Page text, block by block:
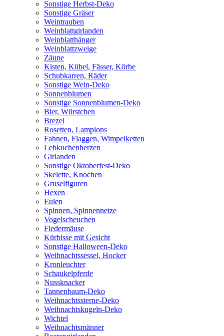
Sonstige Herbst-Deko
Sonstige Gräser
Weintrauben
Weinblattgirlanden
Weinblatthänger
Weinblattzweige
Zäune
Kisten, Kübel, Fässer, Körbe
Schubkarren, Räder
Sonstige Wein-Deko
Sonnenblumen
Sonstige Sonnenblumen-Deko
Bier, Würstchen
Brezel
Rosetten, Lampions
Fahnen, Flaggen, Wimpelketten
Lebkuchenherzen
Girlanden
Sonstige Oktoberfest-Deko
Skelette, Knochen
Gruselfiguren
Hexen
Eulen
Spinnen, Spinnennetze
Vogelscheuchen
Fledermäuse
Kürbisse mit Gesicht
Sonstige Halloween-Deko
Weihnachtssessel, Hocker
Kronleuchter
Schaukelpferde
Nussknacker
Tannenbaum-Deko
Weihnachtssterne-Deko
Weihnachtskugeln-Deko
Wichtel
Weihnachtsmänner